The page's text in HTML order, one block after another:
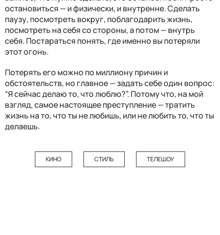
остановиться — и физически, и внутренне. Сделать
паузу, посмотреть вокруг, поблагодарить жизнь,
посмотреть на себя со стороны, а потом — внутрь
себя. Постараться понять, где именно вы потеряли
этот огонь.
Потерять его можно по миллиону причин и
обстоятельств, но главное — задать себе один вопрос:
“Я сейчас делаю то, что люблю?”. Потому что, на мой
взгляд, самое настоящее преступление — тратить
жизнь на то, что ты не любишь, или не любить то, что ты
делаешь.
КИНО СТИЛЬ ТЕЛЕШОУ